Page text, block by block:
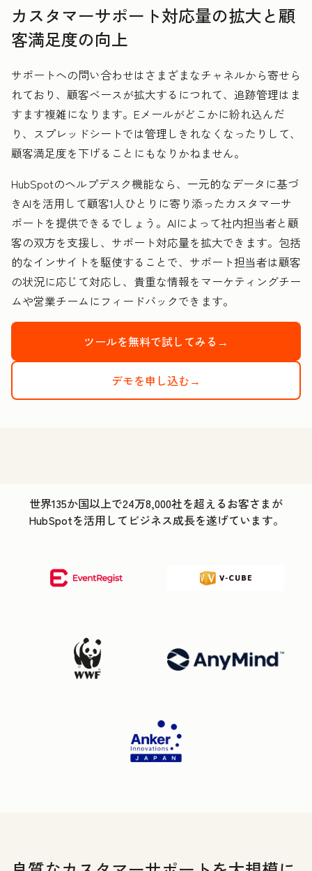
カスタマーサポート対応量の拡大と顧
客満足度の向上
サポートへの問い合わせはさまざまなチャネルから寄せら
れており、顧客ベースが拡大するにつれて、追跡管理はま
すます複雑になります。Eメールがどこかに紛れ込んだ
り、スプレッドシートでは管理しきれなくなったりして、
顧客満足度を下げることにもなりかねません。
HubSpotのヘルプデスク機能なら、一元的なデータに基づ
きAIを活用して顧客1人ひとりに寄り添ったカスタマーサ
ポートを提供できるでしょう。AIによって社内担当者と顧
客の双方を支援し、サポート対応量を拡大できます。包括
的なインサイトを駆使することで、サポート担当者は顧客
の状況に応じて対応し、貴重な情報をマーケティングチー
ムや営業チームにフィードバックできます。
ツールを無料で試してみる→
デモを申し込む→
世界135か国以上で24万8,000社を超えるお客さまが
HubSpotを活用してビジネス成長を遂げています。